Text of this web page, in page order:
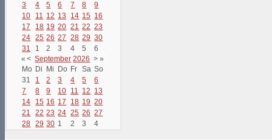
3
4 5 6 7 8
9
10
11 12 13 14 15 16
17
18 19 20 21 22 23
24 25 26 27 28 29 30
31
1 2 3 4 5
6
« < September 2026 > »
Mo Di Mi Do Fr Sa So
31
1 2 3 4 5
6
7
8 9 10 11 12 13
14
15 16 17 18 19 20
21
22 23 24 25 26 27
28 29 30 1 2 3 4